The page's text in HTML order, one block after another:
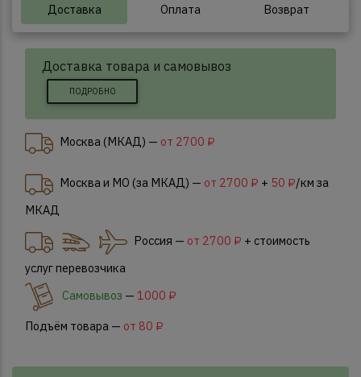
Доставка Оплата Возврат
Доставка товара и самовывоз
ПОДРОБНО
Москва (МКАД) — от 2700 ₽
Москва и МО (за МКАД) — от 2700 ₽ + 50 ₽/км за
МКАД
Россия — от 2700 ₽ + стоимость
услуг перевозчика
Самовывоз — 1000 ₽
Подъём товара — от 80 ₽